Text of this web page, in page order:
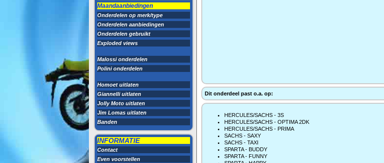
Maandaanbiedingen
Onderdelen op merk/type
Onderdelen aanbiedingen
Onderdelen gebruikt
Exploded views
Malossi onderdelen
Polini onderdelen
Homoet uitlaten
Giannelli uitlaten
Jolly Moto uitlaten
Jim Lomas uitlaten
Banden
INFORMATIE
Contact
Even voorstellen
Dit onderdeel past o.a. op:
HERCULES/SACHS - 3S
HERCULES/SACHS - OPTIMA 2DK
HERCULES/SACHS - PRIMA
SACHS - SAXY
SACHS - TAXI
SPARTA - BUDDY
SPARTA - FUNNY